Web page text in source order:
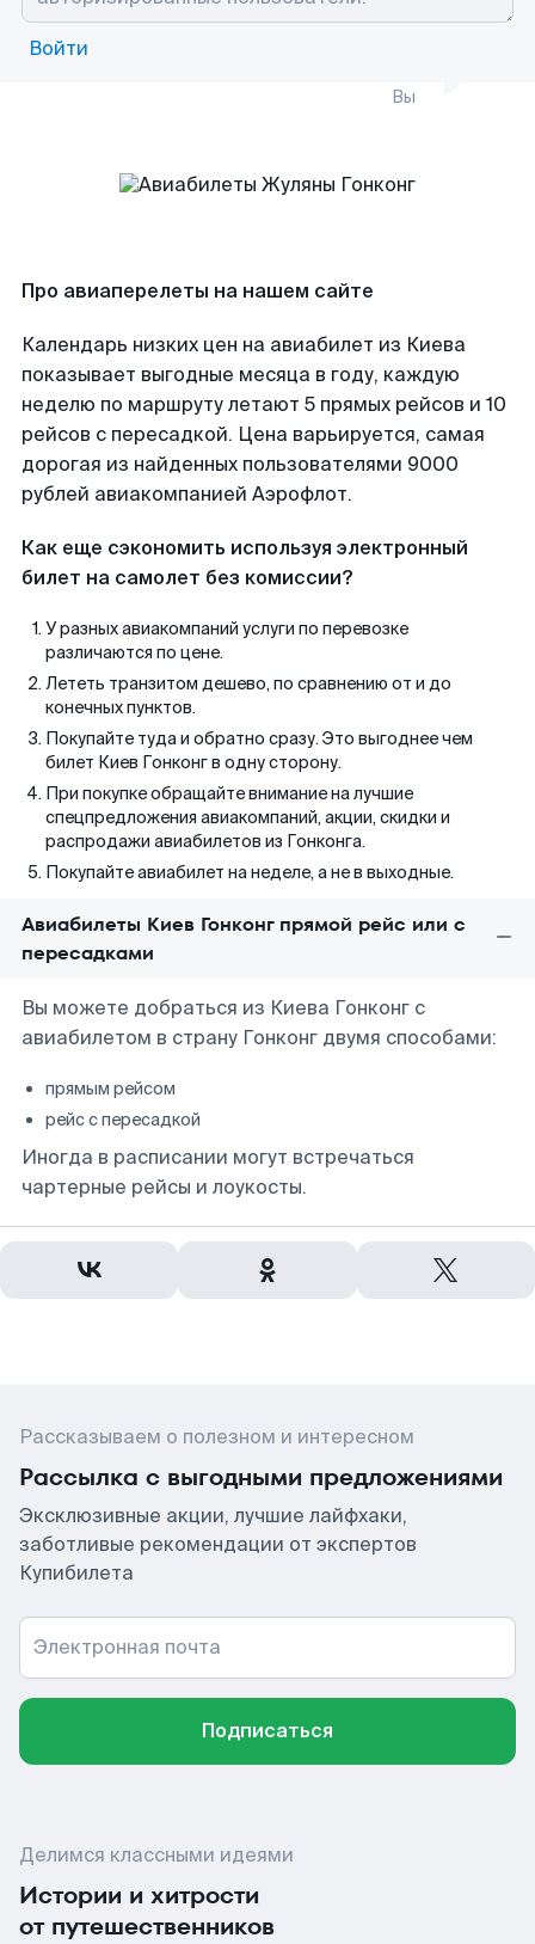
Войти
Вы
Про авиаперелеты на нашем сайте
Календарь низких цен на авиабилет из Киева
показывает выгодные месяца в году, каждую
неделю по маршруту летают 5 прямых рейсов и 10
рейсов с пересадкой. Цена варьируется, самая
дорогая из найденных пользователями 9000
рублей авиакомпанией Аэрофлот.
Как еще сэкономить используя электронный
билет на самолет без комиссии?
У разных авиакомпаний услуги по перевозке
различаются по цене.
Лететь транзитом дешево, по сравнению от и до
конечных пунктов.
Покупайте туда и обратно сразу. Это выгоднее чем
билет Киев Гонконг в одну сторону.
При покупке обращайте внимание на лучшие
спецпредложения авиакомпаний, акции, скидки и
распродажи авиабилетов из Гонконга.
Покупайте авиабилет на неделе, а не в выходные.
Авиабилеты Киев Гонконг прямой рейс или с
пересадками
Вы можете добраться из Киева Гонконг с
авиабилетом в страну Гонконг двумя способами:
прямым рейсом
рейс с пересадкой
Иногда в расписании могут встречаться
чартерные рейсы и лоукосты.
Рассказываем о полезном и интересном
Рассылка с выгодными предложениями
Эксклюзивные акции, лучшие лайфхаки,
заботливые рекомендации от экспертов
Купибилета
Электронная почта
Подписаться
Делимся классными идеями
Истории и хитрости
от путешественников